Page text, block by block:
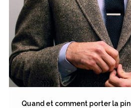
Quand et comment porter la